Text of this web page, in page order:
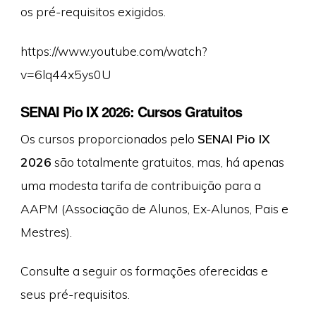
os pré-requisitos exigidos.
https://www.youtube.com/watch?
v=6lq44x5ys0U
SENAI Pio IX 2026: Cursos Gratuitos
Os cursos proporcionados pelo SENAI Pio IX
2026 são totalmente gratuitos, mas, há apenas
uma modesta tarifa de contribuição para a
AAPM (Associação de Alunos, Ex-Alunos, Pais e
Mestres).
Consulte a seguir os formações oferecidas e
seus pré-requisitos.